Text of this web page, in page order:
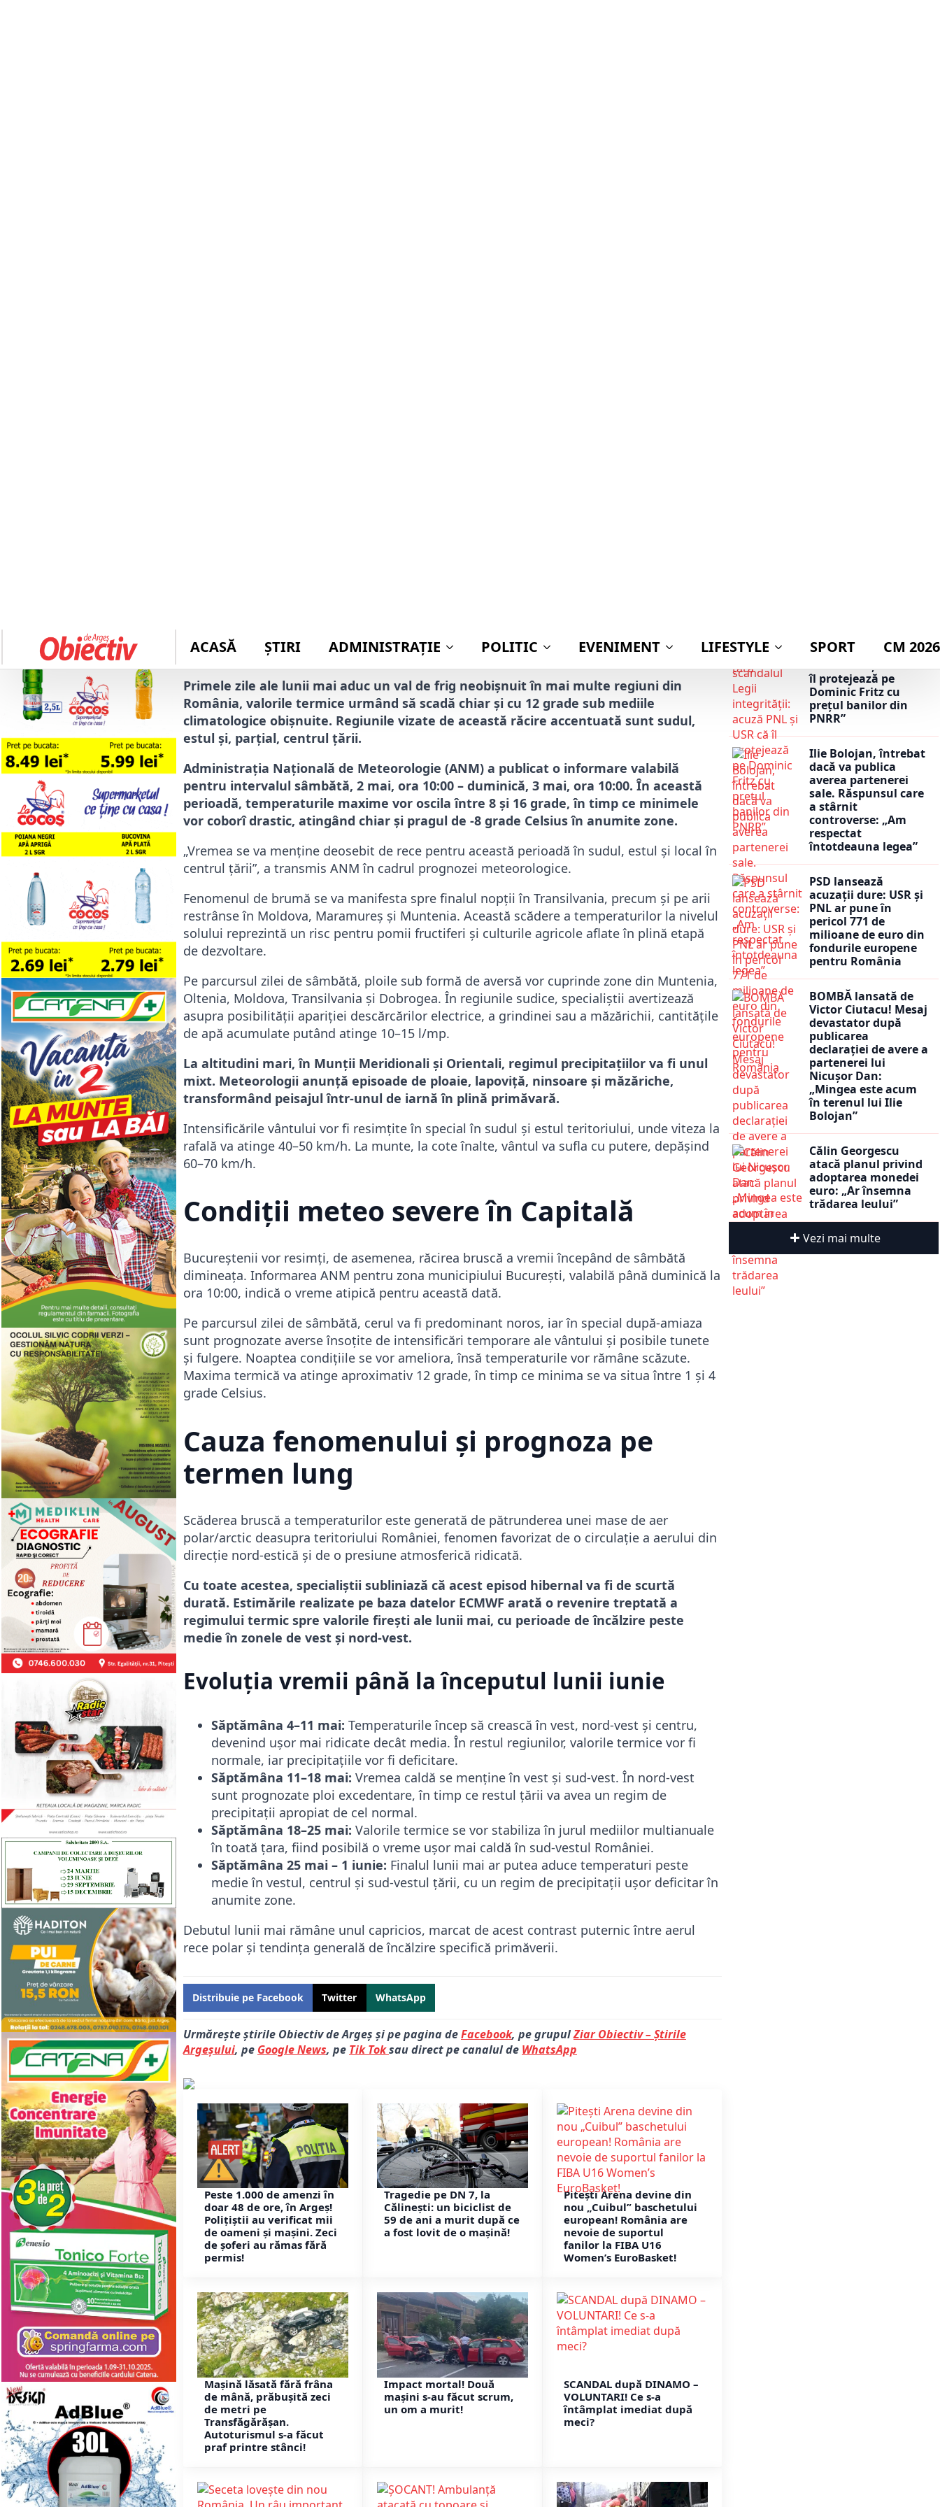
Autor: redactie Publicat2 mai 2026
Primele zile ale lunii mai aduc un val de frig neobișnuit în mai multe regiuni din
România, valorile termice urmând să scadă chiar și cu 12 grade sub mediile
climatologice obișnuite. Regiunile vizate de această răcire accentuată sunt sudul,
estul și, parțial, centrul țării.
Administrația Națională de Meteorologie (ANM) a publicat o informare valabilă
pentru intervalul sâmbătă, 2 mai, ora 10:00 – duminică, 3 mai, ora 10:00. În această
perioadă, temperaturile maxime vor oscila între 8 și 16 grade, în timp ce minimele
vor coborî drastic, atingând chiar și pragul de -8 grade Celsius în anumite zone.
„Vremea se va menține deosebit de rece pentru această perioadă în sudul, estul și local în
centrul țării”, a transmis ANM în cadrul prognozei meteorologice.
Fenomenul de brumă se va manifesta spre finalul nopții în Transilvania, precum și pe arii
restrânse în Moldova, Maramureș și Muntenia. Această scădere a temperaturilor la nivelul
solului reprezintă un risc pentru pomii fructiferi și culturile agricole aflate în plină etapă
de dezvoltare.
Pe parcursul zilei de sâmbătă, ploile sub formă de aversă vor cuprinde zone din Muntenia,
Oltenia, Moldova, Transilvania și Dobrogea. În regiunile sudice, specialiștii avertizează
asupra posibilității apariției descărcărilor electrice, a grindinei sau a măzărichii, cantitățile
de apă acumulate putând atinge 10–15 l/mp.
La altitudini mari, în Munții Meridionali și Orientali, regimul precipitațiilor va fi unul
mixt. Meteorologii anunță episoade de ploaie, lapoviță, ninsoare și măzăriche,
transformând peisajul într-unul de iarnă în plină primăvară.
Intensificările vântului vor fi resimțite în special în sudul și estul teritoriului, unde viteza la
rafală va atinge 40–50 km/h. La munte, la cote înalte, vântul va sufla cu putere, depășind
60–70 km/h.
Condiții meteo severe în Capitală
Bucureștenii vor resimți, de asemenea, răcirea bruscă a vremii începând de sâmbătă
dimineața. Informarea ANM pentru zona municipiului București, valabilă până duminică la
ora 10:00, indică o vreme atipică pentru această dată.
Pe parcursul zilei de sâmbătă, cerul va fi predominant noros, iar în special după-amiaza
sunt prognozate averse însoțite de intensificări temporare ale vântului și posibile tunete
și fulgere. Noaptea condițiile se vor ameliora, însă temperaturile vor rămâne scăzute.
Maxima termică va atinge aproximativ 12 grade, în timp ce minima se va situa între 1 și 4
grade Celsius.
Cauza fenomenului și prognoza pe
termen lung
Scăderea bruscă a temperaturilor este generată de pătrunderea unei mase de aer
polar/arctic deasupra teritoriului României, fenomen favorizat de o circulație a aerului din
direcție nord-estică și de o presiune atmosferică ridicată.
Cu toate acestea, specialiștii subliniază că acest episod hibernal va fi de scurtă
durată. Estimările realizate pe baza datelor ECMWF arată o revenire treptată a
regimului termic spre valorile firești ale lunii mai, cu perioade de încălzire peste
medie în zonele de vest și nord-vest.
Evoluția vremii până la începutul lunii iunie
Săptămâna 4–11 mai: Temperaturile încep să crească în vest, nord-vest și centru,
devenind ușor mai ridicate decât media. În restul regiunilor, valorile termice vor fi
normale, iar precipitațiile vor fi deficitare.
Săptămâna 11–18 mai: Vremea caldă se menține în vest și sud-vest. În nord-vest
sunt prognozate ploi excedentare, în timp ce restul țării va avea un regim de
precipitații apropiat de cel normal.
Săptămâna 18–25 mai: Valorile termice se vor stabiliza în jurul mediilor multianuale
în toată țara, fiind posibilă o vreme ușor mai caldă în sud-vestul României.
Săptămâna 25 mai – 1 iunie: Finalul lunii mai ar putea aduce temperaturi peste
medie în vestul, centrul și sud-vestul țării, cu un regim de precipitații ușor deficitar în
anumite zone.
Debutul lunii mai rămâne unul capricios, marcat de acest contrast puternic între aerul
rece polar și tendința generală de încălzire specifică primăverii.
Distribuie pe Facebook Twitter WhatsApp
Urmărește știrile Obiectiv de Argeș și pe pagina deFacebook, pe grupulZiar Obiectiv – Știrile
Argeșului, pe Google News, pe Tik Toksau direct pe canalul de WhatsApp
Peste 1.000 de amenzi în
doar 48 de ore, în Argeș!
Polițiștii au verificat mii
de oameni și mașini. Zeci
de șoferi au rămas fără
permis!
Tragedie pe DN 7, la
Călinești: un biciclist de
59 de ani a murit după ce
a fost lovit de o mașină!
Pitești Arena devine din
nou „Cuibul” baschetului
european! România are
nevoie de suportul
fanilor la FIBA U16
Women’s EuroBasket!
Mașină lăsată fără frâna
de mână, prăbușită zeci
de metri pe
Transfăgărășan.
Autoturismul s-a făcut
praf printre stânci!
Impact mortal! Două
mașini s-au făcut scrum,
un om a murit!
SCANDAL după DINAMO –
VOLUNTARI! Ce s-a
întâmplat imediat după
meci?
bomba în scandalul
Legii integrității:
acuză PNL și USR că
îl protejează pe
Dominic Fritz cu
prețul banilor din
PNRR”
Ilie Bolojan, întrebat
dacă va publica
averea partenerei
sale. Răspunsul care
a stârnit
controverse: „Am
respectat
întotdeauna legea”
PSD lansează
acuzații dure: USR și
PNL ar pune în
pericol 771 de
milioane de euro din
fondurile europene
pentru România
BOMBĂ lansată de
Victor Ciutacu! Mesaj
devastator după
publicarea
declarației de avere a
partenerei lui
Nicușor Dan:
„Mingea este acum
în terenul lui Ilie
Bolojan”
Călin Georgescu
atacă planul privind
adoptarea monedei
euro: „Ar însemna
trădarea leului”
Vezi mai multe